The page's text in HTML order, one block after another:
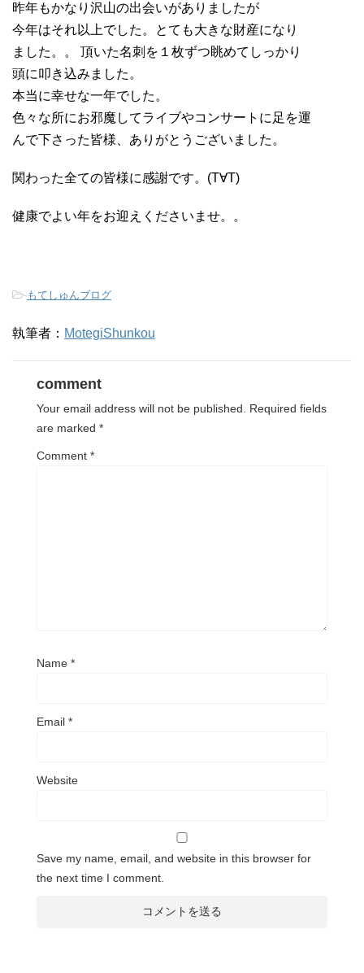
昨年もかなり沢山の出会いがありましたが
今年はそれ以上でした。とても大きな財産になり
ました。。 頂いた名刺を１枚ずつ眺めてしっかり
頭に叩き込みました。
本当に幸せな一年でした。
色々な所にお邪魔してライブやコンサートに足を運
んで下さった皆様、ありがとうございました。
関わった全ての皆様に感謝です。(T∀T)
健康でよい年をお迎えくださいませ。。
-もてしゅんブログ
執筆者： MotegiShunkou
comment
Your email address will not be published.
Required fields
are marked *
Comment *
Name *
Email *
Website
Save my name, email, and website in this browser for
the next time I comment.